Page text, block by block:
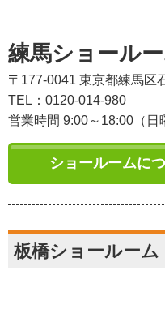
練馬ショール
〒177-0041 東京都練馬区
TEL：0120-014-980
営業時間 9:00～18:00（日
ショールームに
板橋ショールー